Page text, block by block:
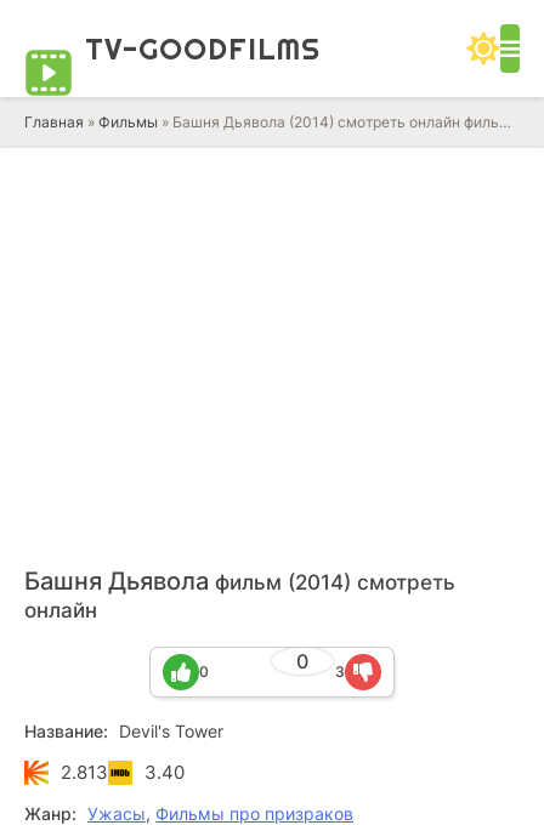
TV-GOODFILMS
Главная » Фильмы » Башня Дьявола (2014) смотреть онлайн фильм в HD качестве 720 - 1080 бесплатно
Башня Дьявола фильм (2014) смотреть
онлайн
0
0 3
Название: Devil's Tower
2.813 3.40
Жанр: Ужасы, Фильмы про призраков